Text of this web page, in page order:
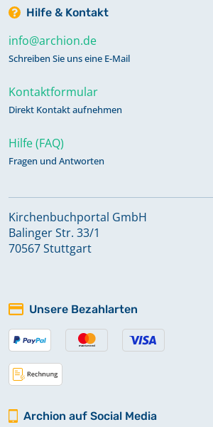
Hilfe & Kontakt
info@archion.de
Schreiben Sie uns eine E-Mail
Kontaktformular
Direkt Kontakt aufnehmen
Hilfe (FAQ)
Fragen und Antworten
Kirchenbuchportal GmbH
Balinger Str. 33/1
70567 Stuttgart
Unsere Bezahlarten
Archion auf Social Media